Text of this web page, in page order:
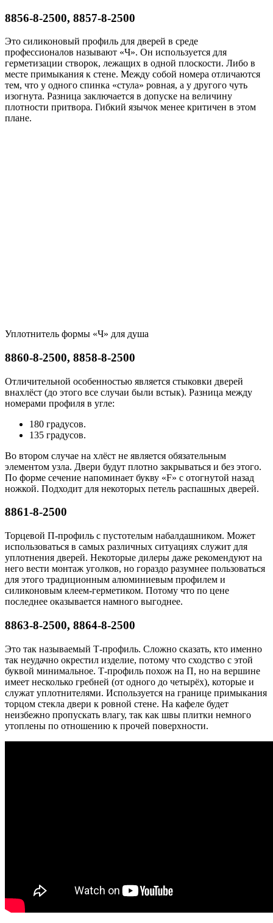
8856-8-2500, 8857-8-2500
Это силиконовый профиль для дверей в среде
профессионалов называют «Ч». Он используется для
герметизации створок, лежащих в одной плоскости. Либо в
месте примыкания к стене. Между собой номера отличаются
тем, что у одного спинка «стула» ровная, а у другого чуть
изогнута. Разница заключается в допуске на величину
плотности притвора. Гибкий язычок менее критичен в этом
плане.
Уплотнитель формы «Ч» для душа
8860-8-2500, 8858-8-2500
Отличительной особенностью является стыковки дверей
внахлёст (до этого все случаи были встык). Разница между
номерами профиля в угле:
180 градусов.
135 градусов.
Во втором случае на хлёст не является обязательным
элементом узла. Двери будут плотно закрываться и без этого.
По форме сечение напоминает букву «F» с отогнутой назад
ножкой. Подходит для некоторых петель распашных дверей.
8861-8-2500
Торцевой П-профиль с пустотелым набалдашником. Может
использоваться в самых различных ситуациях служит для
уплотнения дверей. Некоторые дилеры даже рекомендуют на
него вести монтаж уголков, но гораздо разумнее пользоваться
для этого традиционным алюминиевым профилем и
силиконовым клеем-герметиком. Потому что по цене
последнее оказывается намного выгоднее.
8863-8-2500, 8864-8-2500
Это так называемый Т-профиль. Сложно сказать, кто именно
так неудачно окрестил изделие, потому что сходство с этой
буквой минимальное. Т-профиль похож на П, но на вершине
имеет несколько гребней (от одного до четырёх), которые и
служат уплотнителями. Используется на границе примыкания
торцом стекла двери к ровной стене. На кафеле будет
неизбежно пропускать влагу, так как швы плитки немного
утоплены по отношению к прочей поверхности.